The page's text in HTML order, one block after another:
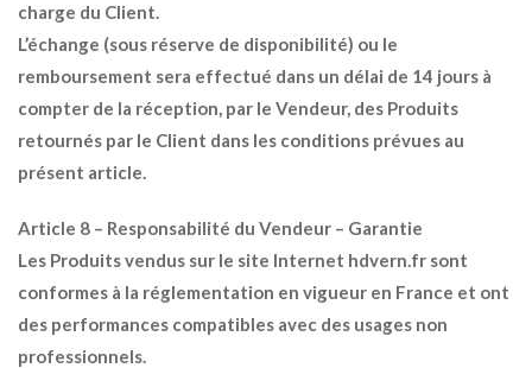
charge du Client.
L’échange (sous réserve de disponibilité) ou le
remboursement sera effectué dans un délai de 14 jours à
compter de la réception, par le Vendeur, des Produits
retournés par le Client dans les conditions prévues au
présent article.
Article 8 – Responsabilité du Vendeur – Garantie
Les Produits vendus sur le site Internet hdvern.fr sont
conformes à la réglementation en vigueur en France et ont
des performances compatibles avec des usages non
professionnels.